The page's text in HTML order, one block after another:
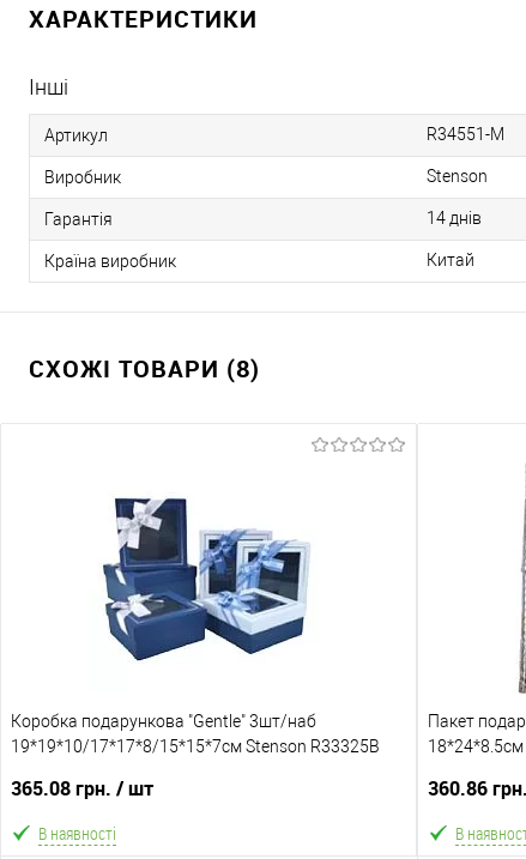
ХАРАКТЕРИСТИКИ
Інші
Артикул R34551-M
Виробник Stenson
Гарантія 14 днів
Країна виробник Китай
СХОЖІ ТОВАРИ (8)
Коробка подарункова "Gentle" 3шт/наб
19*19*10/17*17*8/15*15*7см Stenson R33325B
365.08 грн. / шт
В наявності
Пакет
18*24*8.5см
360.86 грн.
В